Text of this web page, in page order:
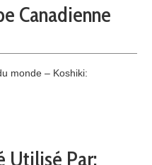
Canadienne
monde – Koshiki:
Utilisé Par: